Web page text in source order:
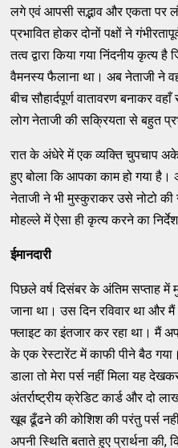
लगे एवं आपसी सद्भाव और एकता पर
प्रभावित होकर दोनों पक्षों ने
तत्व द्वारा किया गया निंदनीय कृत्य
वैमनस्य फैलाना था। अब नेताजी ने
बीच सौहार्दपूर्ण वातावरण बनाकर
लोग नेताजी की सक्रियता से बहुत
रात के अंधेरे में एक व्यक्ति चुपचाप
हुए बोला कि आपका काम हो गया
नेताजी ने भी मुस्कुराकर उसे नोटो
मोहल्ले में ऐसा ही कृत्य करने का
ईमानदारी
पिछले वर्ष दिसंबर के अंतिम सप्ताह
जाना था। उस दिन रविवार था और मैं
फ्लाइट का इंतजार कर रहा था। मैं
के एक रेस्टारेंट में काफी पीने बैठ
डाला तो मेरा पर्स नहीं मिला यह
अंतर्राष्ट्रीय क्रेडिट कार्ड और दो
खूब ढूँढने की कोशिश की परंतु पर्स
अपनी स्थिति बताते हुए प्रार्थना